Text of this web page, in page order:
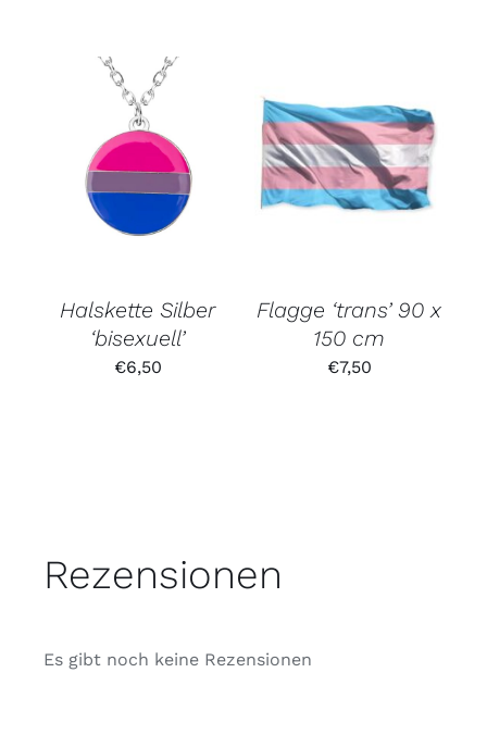
Halskette Silber
‘bisexuell’
€6,50
Flagge ‘trans’ 90 x
150 cm
€7,50
Rezensionen
Es gibt noch keine Rezensionen